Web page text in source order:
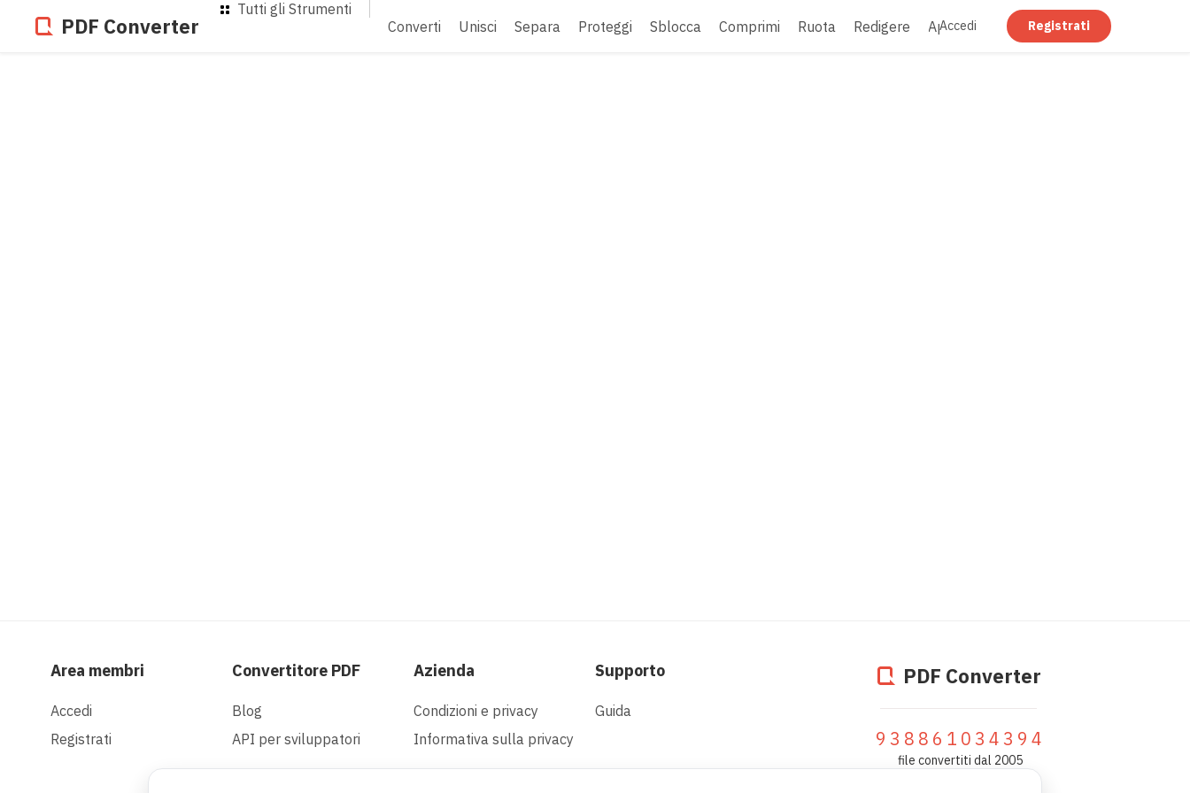
PDF Converter
Tutti gli Strumenti
Converti
Unisci Separa Proteggi Sblocca Comprimi Ruota Redigere Appiattire
Accedi Registrati
Area membri
Accedi
Registrati
Convertitore PDF
Blog
API per sviluppatori
Azienda
Condizioni e privacy
Informativa sulla privacy
Supporto
Guida
PDF Converter
938861034394
file convertiti dal 2005